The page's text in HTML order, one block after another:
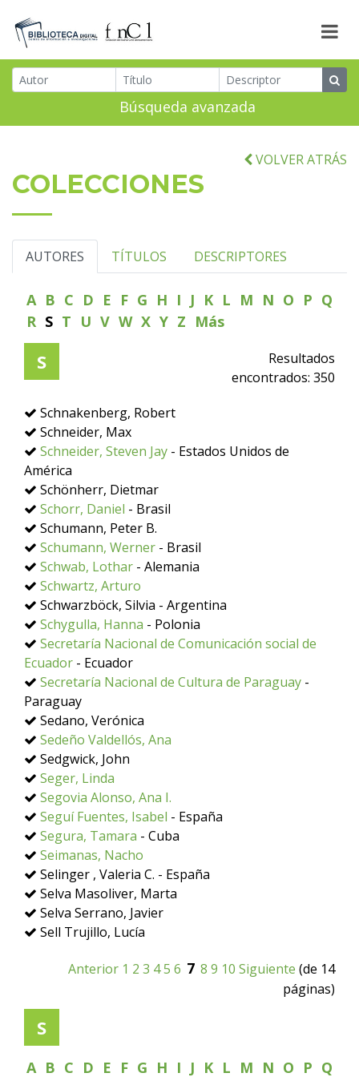
Búsqueda avanzada
VOLVER ATRÁS
COLECCIONES
AUTORES TÍTULOS DESCRIPTORES
A B C D E F G H I J K L M N O P Q
R S T U V W X Y Z Más
S
Resultados
encontrados: 350
Schnakenberg, Robert
Schneider, Max
Schneider, Steven Jay - Estados Unidos de
América
Schönherr, Dietmar
Schorr, Daniel - Brasil
Schumann, Peter B.
Schumann, Werner - Brasil
Schwab, Lothar - Alemania
Schwartz, Arturo
Schwarzböck, Silvia - Argentina
Schygulla, Hanna - Polonia
Secretaría Nacional de Comunicación social de
Ecuador - Ecuador
Secretaría Nacional de Cultura de Paraguay -
Paraguay
Sedano, Verónica
Sedeño Valdellós, Ana
Sedgwick, John
Seger, Linda
Segovia Alonso, Ana I.
Seguí Fuentes, Isabel - España
Segura, Tamara - Cuba
Seimanas, Nacho
Selinger , Valeria C. - España
Selva Masoliver, Marta
Selva Serrano, Javier
Sell Trujillo, Lucía
Anterior 1 2 3 45 6 7 8 9 10 Siguiente (de 14
páginas)
S
A B C D E F G H I J K L M N O P Q